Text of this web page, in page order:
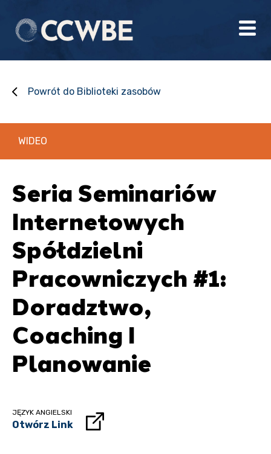
Powrót do Biblioteki zasobów
Seria Seminariów
Internetowych
Spółdzielni
Pracowniczych #1:
Doradztwo,
Coaching I
Planowanie
WIDEO
JĘZYK ANGIELSKI
Otwórz Link